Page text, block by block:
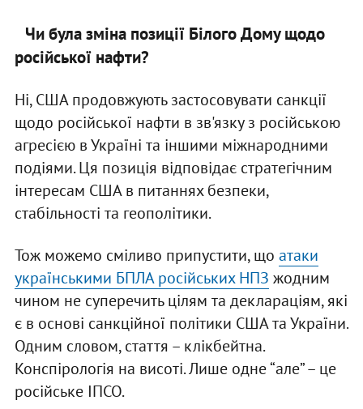
Чи була зміна позиції Білого Дому щодо
російської нафти?
Ні, США продовжують застосовувати санкції
щодо російської нафти в зв'язку з російською
агресією в Україні та іншими міжнародними
подіями. Ця позиція відповідає стратегічним
інтересам США в питаннях безпеки,
стабільності та геополітики.
Тож можемо сміливо припустити, що атаки
українськими БПЛА російських НПЗ жодним
чином не суперечить цілям та деклараціям, які
є в основі санкційної політики США та України.
Одним словом, стаття – клікбейтна.
Конспірологія на висоті. Лише одне “але” – це
російське ІПСО.